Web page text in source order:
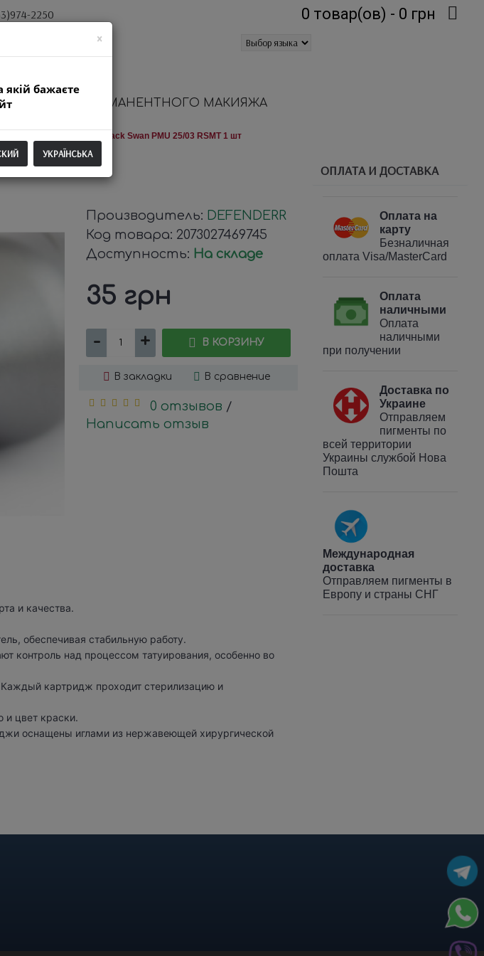
2250 0 товар(ов) - 0 грн
ДЛЯ ПЕРМАНЕНТНОГО МАКИЯЖА
PMU Картридж Black Swan PMU 25/03 RSMT 1 шт
ОПЛАТА И ДОСТАВКА
Оплата на
карту
Безналичная
оплата Visa/MasterCard
Оплата
наличными
Оплата
наличными
при получении
Доставка по
Украине
Отправляем
пигменты по
всей территории
Украины службой Нова
Пошта
Международная
доставка
Отправляем пигменты в
Европу и страны СНГ
Производитель: DEFENDERR
Код товара: 2073027469745
Доступность: На складе
35 грн
- + В КОРЗИНУ
В закладки В сравнение
0 отзывов /
Написать отзыв
и качества.
обеспечивая стабильную работу.
контроль над процессом татуирования, особенно во
картридж проходит стерилизацию и
и цвет краски.
оснащены иглами из нержавеющей хирургической
×
якій бажаєте
УКРАЇНСЬКА